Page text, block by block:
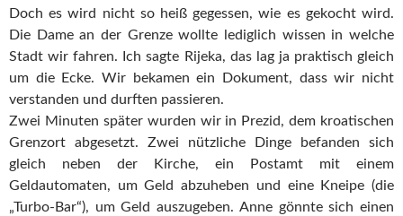
Doch es wird nicht so heiß gegessen, wie es gekocht wird.
Die Dame an der Grenze wollte lediglich wissen in welche
Stadt wir fahren. Ich sagte Rijeka, das lag ja praktisch gleich
um die Ecke. Wir bekamen ein Dokument, dass wir nicht
verstanden und durften passieren.
Zwei Minuten später wurden wir in Prezid, dem kroatischen
Grenzort abgesetzt. Zwei nützliche Dinge befanden sich
gleich neben der Kirche, ein Postamt mit einem
Geldautomaten, um Geld abzuheben und eine Kneipe (die
„Turbo-Bar“), um Geld auszugeben. Anne gönnte sich einen